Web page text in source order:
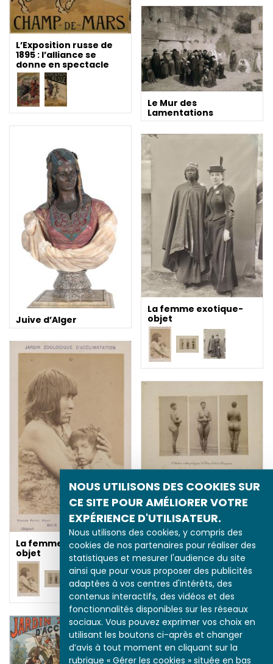
NOUS UTILISONS DES COOKIES SUR
CE SITE POUR AMÉLIORER VOTRE
EXPÉRIENCE D'UTILISATEUR.
Nous utilisons des cookies, y compris des
cookies de nos partenaires pour réaliser des
statistiques et mesurer l'audience du site
ainsi que pour vous proposer des publicités
adaptées à vos centres d'intérêts, des
contenus interactifs, des vidéos et des
fonctionnalités disponibles sur les réseaux
sociaux. Vous pouvez exprimer vos choix en
utilisant les boutons ci-après et changer
d’avis à tout moment en cliquant sur la
rubrique « Gérer les cookies » située en bas
L’Exposition russe de
1895 : l’alliance se
donne en spectacle
Le Mur des
Lamentations
Juive d’Alger
La femme exotique-
objet
La femme exotique-
objet
La femme exotique-
objet
L’ethnographie-